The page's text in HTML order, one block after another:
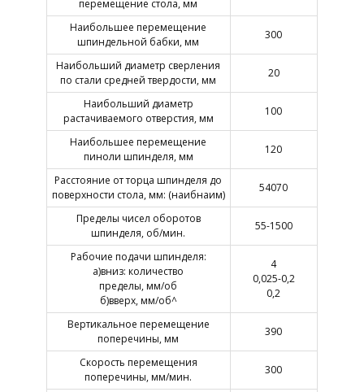
перемещение стола, мм
Наибольшее перемещение
шпиндельной бабки, мм
300
Наибольший диаметр сверления
по стали средней твердости, мм
20
Наибольший диаметр
растачиваемого отверстия, мм
100
Наибольшее перемещение
пиноли шпинделя, мм
120
Расстояние от торца шпинделя до
поверхности стола, мм: (наибнаим)
54070
Пределы чисел оборотов
шпинделя, об/мин.
55-1500
Рабочие подачи шпинделя:
а)вниз: количество
пределы, мм/об
б)вверх, мм/об^
4
0,025-0,2
0,2
Вертикальное перемещение
поперечины, мм
390
Скорость перемещения
поперечины, мм/мин.
300